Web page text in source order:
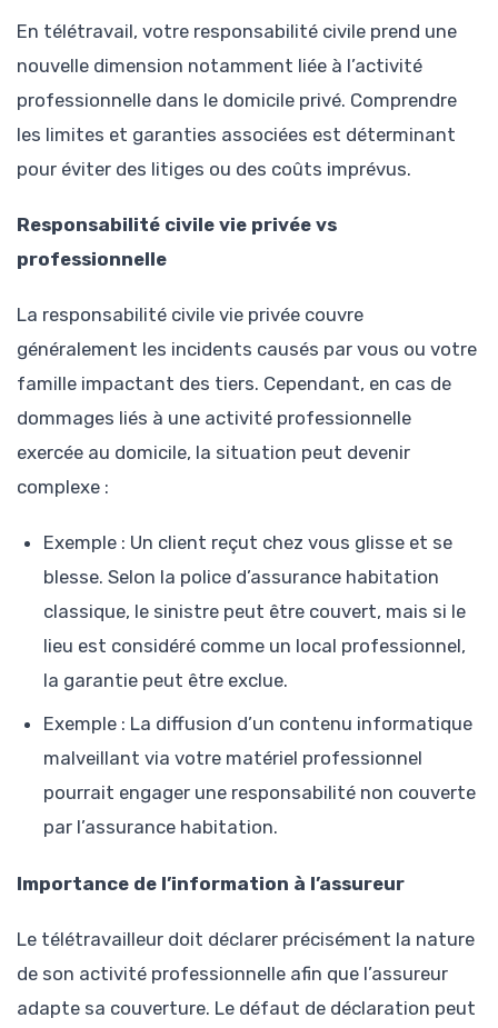
En télétravail, votre responsabilité civile prend une
nouvelle dimension notamment liée à l’activité
professionnelle dans le domicile privé. Comprendre
les limites et garanties associées est déterminant
pour éviter des litiges ou des coûts imprévus.
Responsabilité civile vie privée vs
professionnelle
La responsabilité civile vie privée couvre
généralement les incidents causés par vous ou votre
famille impactant des tiers. Cependant, en cas de
dommages liés à une activité professionnelle
exercée au domicile, la situation peut devenir
complexe :
Exemple : Un client reçut chez vous glisse et se
blesse. Selon la police d’assurance habitation
classique, le sinistre peut être couvert, mais si le
lieu est considéré comme un local professionnel,
la garantie peut être exclue.
Exemple : La diffusion d’un contenu informatique
malveillant via votre matériel professionnel
pourrait engager une responsabilité non couverte
par l’assurance habitation.
Importance de l’information à l’assureur
Le télétravailleur doit déclarer précisément la nature
de son activité professionnelle afin que l’assureur
adapte sa couverture. Le défaut de déclaration peut